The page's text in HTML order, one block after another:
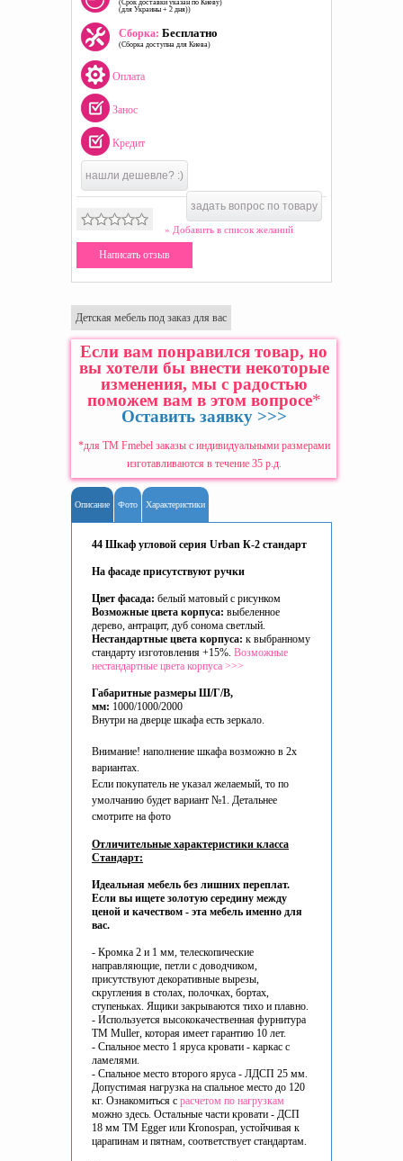
(Срок доставки указан по Киеву)
(для Украины + 2 дня))
Сборка: Бесплатно
(Сборка доступна для Киева)
Оплата
Занос
Кредит
нашли дешевле? :)
задать вопрос по товару
» Добавить в список желаний
Написать отзыв
Детская мебель под заказ для вас
Если вам понравился товар, но
вы хотели бы внести некоторые
изменения, мы с радостью
поможем вам в этом вопросе*
Оставить заявку >>>
*для ТМ Fmebel заказы с индивидуальными размерами
изготавливаются в течение 35 р.д.
Описание Фото Характеристики
44 Шкаф угловой серия Urban К-2 стандарт
На фасаде присутствуют ручки
Цвет фасада: белый матовый с рисунком
Возможные цвета корпуса: выбеленное
дерево, антрацит, дуб сонома светлый.
Нестандартные цвета корпуса: к выбранному
стандарту изготовления +15%. Возможные
нестандартные цвета корпуса >>>
Габаритные размеры Ш/Г/В,
мм: 1000/1000/2000
Внутри на дверце шкафа есть зеркало.
Внимание! наполнение шкафа возможно в 2х
вариантах.
Если покупатель не указал желаемый, то по
умолчанию будет вариант №1. Детальнее
смотрите на фото
Отличительные характеристики класса
Стандарт:
Идеальная мебель без лишних переплат.
Если вы ищете золотую середину между
ценой и качеством - эта мебель именно для
вас.
- Кромка 2 и 1 мм, телескопические
направляющие, петли с доводчиком,
присутствуют декоративные вырезы,
скругления в столах, полочках, бортах,
ступеньках. Ящики закрываются тихо и плавно.
- Используется высококачественная фурнитура
ТМ Muller, которая имеет гарантию 10 лет.
- Спальное место 1 яруса кровати - каркас с
ламелями.
- Спальное место второго яруса - ЛДСП 25 мм.
Допустимая нагрузка на спальное место до 120
кг. Ознакомиться с расчетом по нагрузкам
можно здесь. Остальные части кровати - ДСП
18 мм ТМ Egger или Кronospan, устойчивая к
царапинам и пятнам, соответствует стандартам.